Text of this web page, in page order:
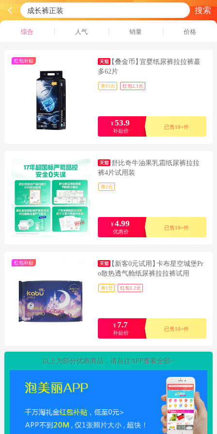
搜索
综合 人气 销量 价格
红包补贴 【叠金币】宜婴纸尿裤拉拉裤蕞
多62片
券15元 红包2.1元
¥ 53.9
补贴价
已售10+件
舒比奇牛油果乳霜纸尿裤拉拉
裤4片试用装
券2元
¥ 4.99
优惠价
已售10+件
红包补贴 【新客0元试用】卡布星空城堡Pr
o散热透气舱纸尿裤拉拉裤试用
券1元 红包1.2元
¥ 7.7
补贴价
已售10+件
以上为部分优惠商品，请前往APP查看全部~